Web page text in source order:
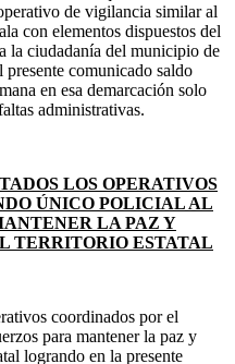
de vigilancia similar al
con elementos dispuestos del
la ciudadanía del municipio de
comunicado saldo
en esa demarcación solo
administrativas.
LOS OPERATIVOS
ÚNICO POLICIAL AL
LA PAZ Y
TERRITORIO ESTATAL
coordinados por el
para mantener la paz y
logrando en la presente